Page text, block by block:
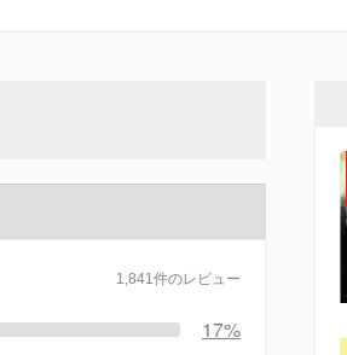
1,841件のレビュー
17%